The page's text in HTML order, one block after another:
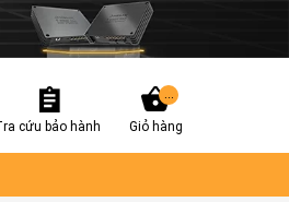
cứu bảo hành Giỏ hàng